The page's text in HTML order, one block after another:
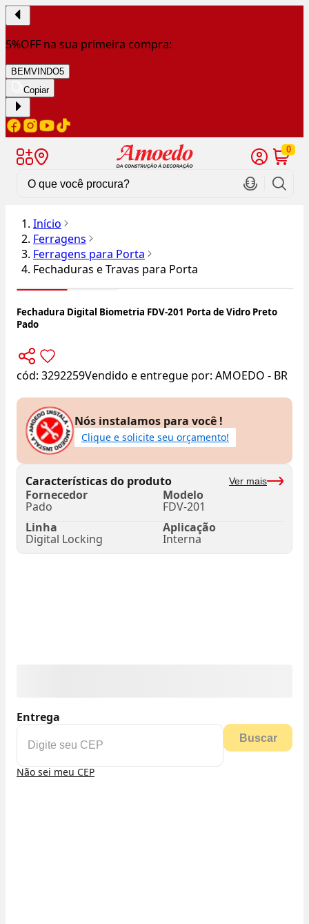
5%OFF na sua primeira compra:
BEMVINDO5
Copiar
0
Início
Ferragens
Ferragens para Porta
Fechaduras e Travas para Porta
Fechadura Digital Biometria FDV-201 Porta de Vidro Preto
Pado
cód: 3292259Vendido e entregue por: AMOEDO - BR
Nós instalamos para você !
Clique e solicite seu orçamento!
Características do produto Ver mais
Fornecedor
Pado
Modelo
FDV-201
Linha
Digital Locking
Aplicação
Interna
Entrega
Buscar
Não sei meu CEP